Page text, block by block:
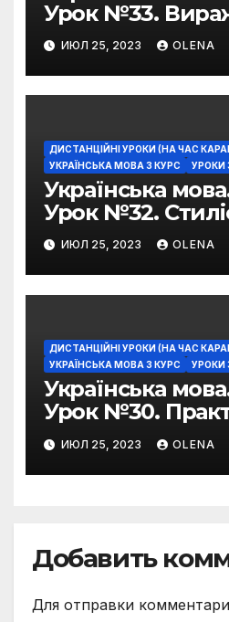
Урок №33.
можливості
ИЮЛ 25, 2023 OLENA
ДИСТАНЦІЙНІ УРОКИ (НА ЧАС
УКРАЇНСЬКА МОВА 3 КУРС
УРОКИ
Українська
Урок №32.
забарвлення
фразеологізмів
ИЮЛ 25, 2023 OLENA
ДИСТАНЦІЙНІ УРОКИ (НА ЧАС
УКРАЇНСЬКА МОВА 3 КУРС
УРОКИ
Українська
Урок №30.
риторика.
жанри.
ИЮЛ 25, 2023 OLENA
Добавить
Для отправки